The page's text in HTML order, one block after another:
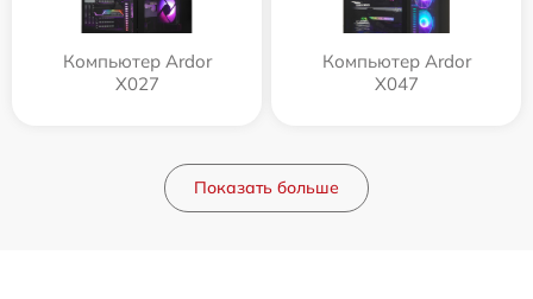
Компьютер Ardor
X027
Компьютер Ardor
X047
Показать больше